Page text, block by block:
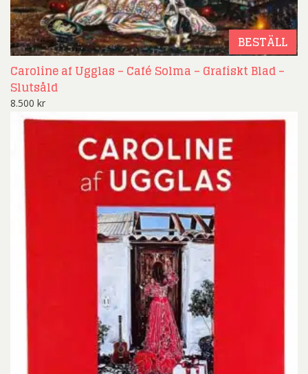
BESTÄLL
Caroline af Ugglas – Café Solma – Grafiskt Blad –
Slutsåld
8.500 kr